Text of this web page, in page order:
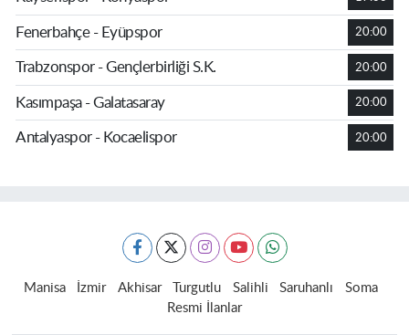
Fenerbahçe - Eyüpspor 20:00
Trabzonspor - Gençlerbirliği S.K. 20:00
Kasımpaşa - Galatasaray 20:00
Antalyaspor - Kocaelispor 20:00
Manisa İzmir Akhisar Turgutlu Salihli Saruhanlı
Soma
Resmi İlanlar